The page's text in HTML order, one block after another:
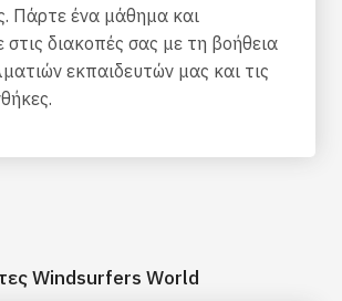
Πάρτε ένα μάθημα και
στις διακοπές σας με τη βοήθεια
εκπαιδευτών μας και τις
Windsurfers World